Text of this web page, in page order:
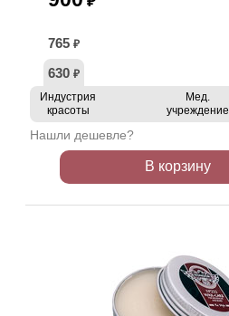
765 ₽
630 ₽
Индустрия
красоты
Мед.
учреждение
Нашли дешевле?
В корзину